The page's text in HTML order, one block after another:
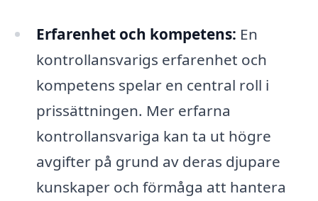
Erfarenhet och kompetens: En
kontrollansvarigs erfarenhet och
kompetens spelar en central roll i
prissättningen. Mer erfarna
kontrollansvariga kan ta ut högre
avgifter på grund av deras djupare
kunskaper och förmåga att hantera